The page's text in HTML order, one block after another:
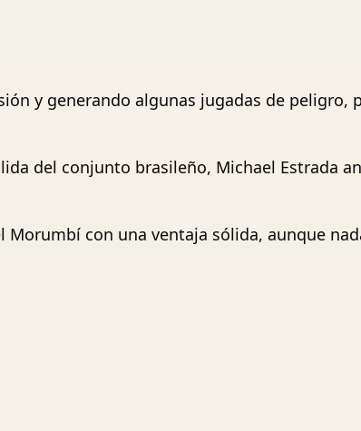
y generando algunas jugadas de peligro,
del conjunto brasileño, Michael Estrada
con una ventaja sólida, aunque